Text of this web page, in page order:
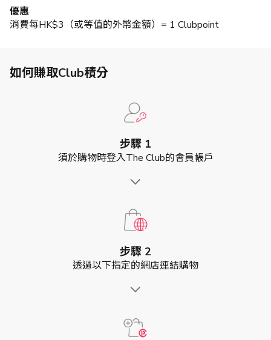
優惠
消費每HK$3（或等值的外幣金額）= 1 Clubpoint
如何賺取Club積分
步驟 1
須於購物時登入The Club的會員帳戶
步驟 2
透過以下指定的網店連結購物